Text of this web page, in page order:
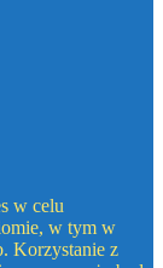
w celu
w tym w
Korzystanie z